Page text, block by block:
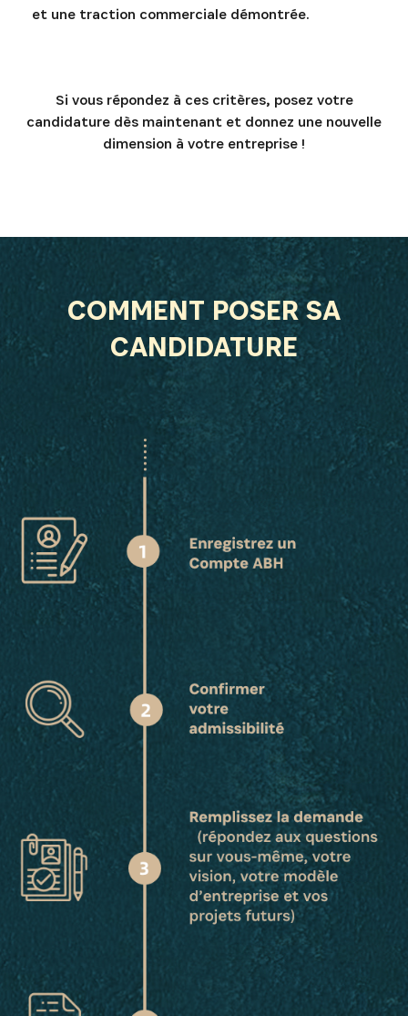
et une traction commerciale démontrée.
Si vous répondez à ces critères, posez votre
candidature dès maintenant et donnez une nouvelle
dimension à votre entreprise !
COMMENT POSER SA
CANDIDATURE